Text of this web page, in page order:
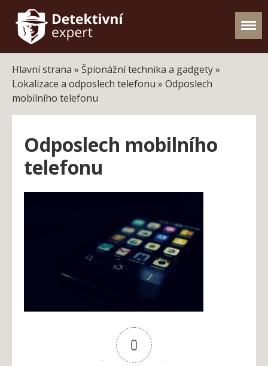
Hlavní strana » Špionážní technika a gadgety»
Lokalizace a odposlech telefonu » Odposlech
mobilního telefonu
Odposlech mobilního
telefonu
0